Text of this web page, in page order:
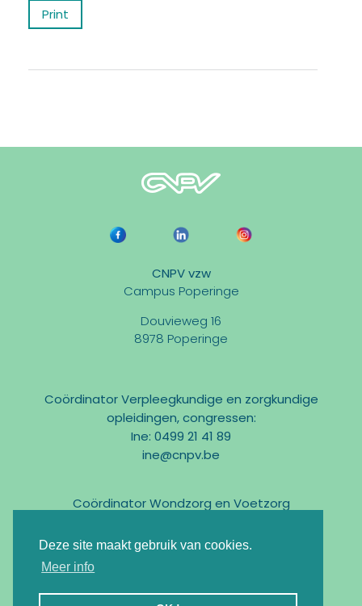
Deze site maakt gebruik van cookies.
Meer info
Print
CNPV vzw
Campus Poperinge
Douvieweg 16
8978 Poperinge
Coördinator Verpleegkundige en zorgkundige
opleidingen, congressen:
Ine: 0499 21 41 89
ine@cnpv.be
Coördinator Wondzorg en Voetzorg
marc@cnpv.be